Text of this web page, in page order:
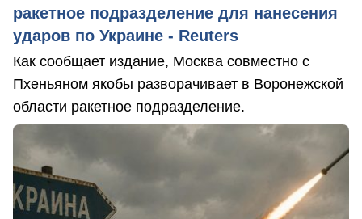
ракетное подразделение для нанесения
ударов по Украине - Reuters
Как сообщает издание, Москва совместно с
Пхеньяном якобы разворачивает в Воронежской
области ракетное подразделение.